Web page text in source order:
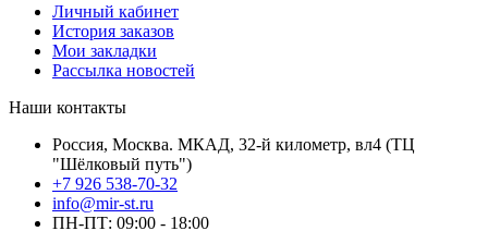
Личный кабинет
История заказов
Мои закладки
Рассылка новостей
Наши контакты
Россия, Москва. МКАД, 32-й километр, вл4 (ТЦ
"Шёлковый путь")
+7 926 538-70-32
info@mir-st.ru
ПН-ПТ: 09:00 - 18:00